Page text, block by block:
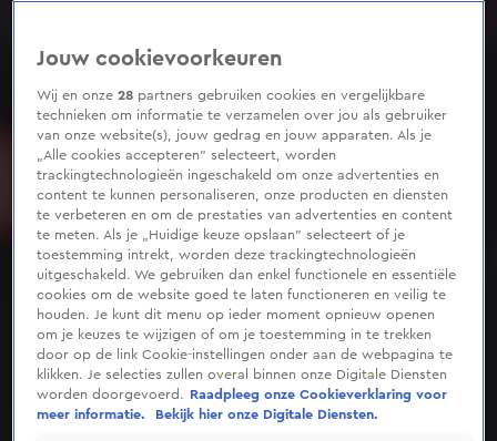
seconds
Jouw cookievoorkeuren
Wij en onze28 partners gebruiken cookies en vergelijkbare
technieken om informatie te verzamelen over jou als gebruiker
van onze website(s), jouw gedrag en jouw apparaten. Als je
„Alle cookies accepteren” selecteert, worden
trackingtechnologieën ingeschakeld om onze advertenties en
content te kunnen personaliseren, onze producten en diensten
te verbeteren en om de prestaties van advertenties en content
te meten. Als je „Huidige keuze opslaan” selecteert of je
toestemming intrekt, worden deze trackingtechnologieën
uitgeschakeld. We gebruiken dan enkel functionele en essentiële
cookies om de website goed te laten functioneren en veilig te
houden. Je kunt dit menu op ieder moment opnieuw openen
om je keuzes te wijzigen of om je toestemming in te trekken
door op de link Cookie-instellingen onder aan de webpagina te
klikken. Je selecties zullen overal binnen onze Digitale Diensten
worden doorgevoerd.
Raadpleeg onze Cookieverklaring voor
meer informatie.
Bekijk hier onze Digitale Diensten.